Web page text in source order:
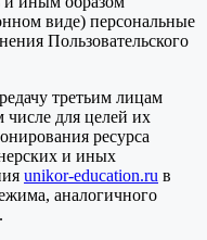
виде) персональные
Пользовательского
третьим лицам
для целей их
ресурса
и иных
unikor-education.ru в
аналогичного